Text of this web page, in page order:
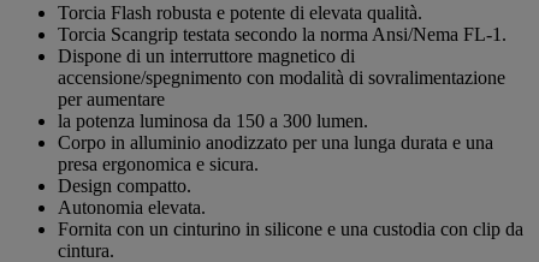
stelle.
Torcia Flash robusta e potente di elevata qualità.
Torcia Scangrip testata secondo la norma Ansi/Nema FL-1.
Dispone di un interruttore magnetico di
accensione/spegnimento con modalità di sovralimentazione
per aumentare
la potenza luminosa da 150 a 300 lumen.
Corpo in alluminio anodizzato per una lunga durata e una
presa ergonomica e sicura.
Design compatto.
Autonomia elevata.
Fornita con un cinturino in silicone e una custodia con clip da
cintura.